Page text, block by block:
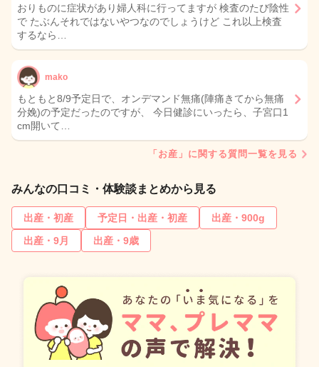
おりものに症状があり婦人科に行ってますが 検査のたび陰性
で たぶんそれではないやつなのでしょうけど これ以上検査
するなら…
mako
もともと8/9予定日で、オンデマンド無痛(陣痛きてから無痛
分娩)の予定だったのですが、 今日健診にいったら、子宮口1
cm開いて…
「お産」に関する質問一覧を見る
みんなの口コミ・体験談まとめから見る
出産・初産 予定日・出産・初産
出産・900g
出産・9月
出産・9歳